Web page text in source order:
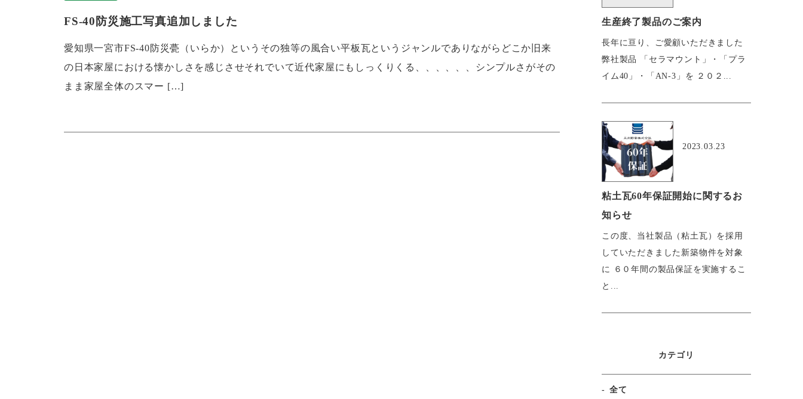
FS-40防災施工写真追加しました
愛知県一宮市FS-40防災甍（いらか）というその独等の風合い平板瓦というジャンルでありながらどこか旧来
の日本家屋における懐かしさを感じさせそれでいて近代家屋にもしっくりくる、、、、、、シンプルさがその
まま家屋全体のスマー […]
生産終了製品のご案内
長年に亘り、ご愛顧いただきました
弊社製品 「セラマウント」・「プラ
イム40」・「AN-3」を ２０２...
2023.03.23
粘土瓦60年保証開始に関するお
知らせ
この度、当社製品（粘土瓦）を採用
していただきました新築物件を対象
に ６０年間の製品保証を実施するこ
と...
カテゴリ
全て